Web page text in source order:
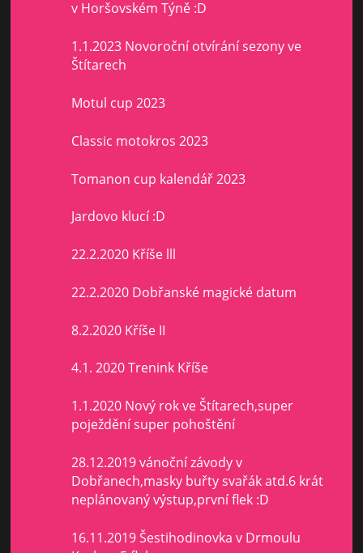
v Horšovském Týně :D
1.1.2023 Novoroční otvírání sezony ve
Štítarech
Motul cup 2023
Classic motokros 2023
Tomanon cup kalendář 2023
Jardovo klucí :D
22.2.2020 Kříše lll
22.2.2020 Dobřanské magické datum
8.2.2020 Kříše II
4.1. 2020 Trenink Kříše
1.1.2020 Nový rok ve Štítarech,super
poježdění super pohoštění
28.12.2019 vánoční závody v
Dobřanech,masky buřty svařák atd.6 krát
neplánovaný výstup,první flek :D
16.11.2019 Šestihodinovka v Drmoulu